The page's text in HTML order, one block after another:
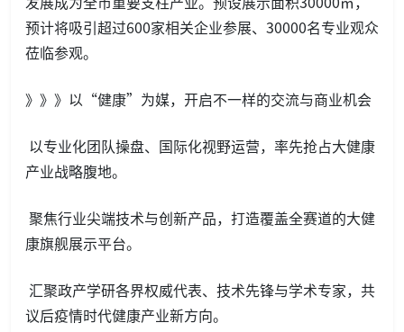
预计将吸引超过600家相关企业参展、30000名专业观众
莅临参观。
》》》以“健康”为媒，开启不一样的交流与商业机会
以专业化团队操盘、国际化视野运营，率先抢占大健康
产业战略腹地。
聚焦行业尖端技术与创新产品，打造覆盖全赛道的大健
康旗舰展示平台。
汇聚政产学研各界权威代表、技术先锋与学术专家，共
议后疫情时代健康产业新方向。